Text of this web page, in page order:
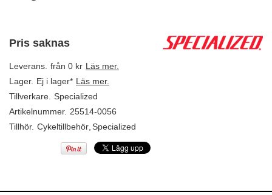
Pris saknas
Leverans. från 0 kr Läs mer.
Lager. Ej i lager* Läs mer.
Tillverkare. Specialized
Artikelnummer. 25514-0056
Tillhör. Cykeltillbehör Specialized